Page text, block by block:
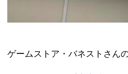
ゲームストア・バネストさん